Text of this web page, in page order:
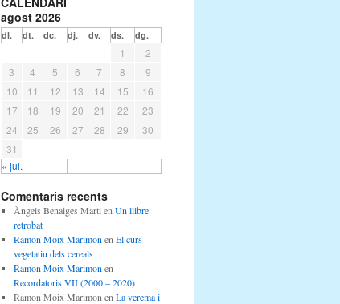
agost 2026
dl. dt. dc. dj. dv. ds. dg.
« jul.
1
2
3
4 5 6 7 8
9
10
11 12 13 14 15
16
17
18 19 20 21 22
23
24
25 26 27 28 29
30
31
Comentaris recents
Àngels Benaiges Marti en Un llibre
retrobat
Ramon Moix Marimon en El curs
vegetatiu dels cereals
Ramon Moix Marimon en
Recordatoris VII (2000 – 2020)
Ramon Moix Marimon en La verema i